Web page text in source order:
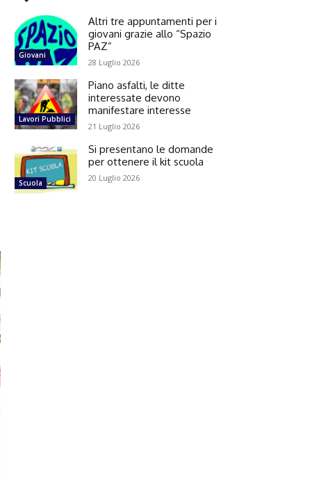
Giovani
Altri tre appuntamenti per i
giovani grazie allo “Spazio
PAZ”
28 Luglio 2026
Lavori Pubblici
Piano asfalti, le ditte
interessate devono
manifestare interesse
21 Luglio 2026
Scuola
Si presentano le domande
per ottenere il kit scuola
20 Luglio 2026